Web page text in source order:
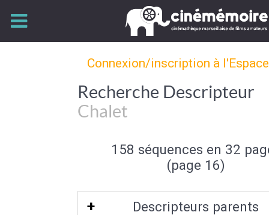
Connexion/inscription à
Recherche Descripteur
Chalet
158 séquences en 32
(page 16)
Descripteurs parents